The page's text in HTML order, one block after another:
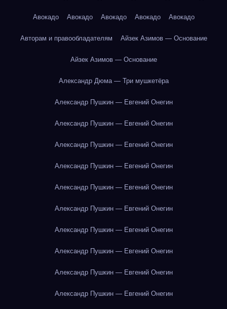
Авокадо Авокадо Авокадо Авокадо Авокадо
Авторам и правообладателям Айзек Азимов — Основание
Айзек Азимов — Основание
Александр Дюма — Три мушкетёра
Александр Пушкин — Евгений Онегин
Александр Пушкин — Евгений Онегин
Александр Пушкин — Евгений Онегин
Александр Пушкин — Евгений Онегин
Александр Пушкин — Евгений Онегин
Александр Пушкин — Евгений Онегин
Александр Пушкин — Евгений Онегин
Александр Пушкин — Евгений Онегин
Александр Пушкин — Евгений Онегин
Александр Пушкин — Евгений Онегин